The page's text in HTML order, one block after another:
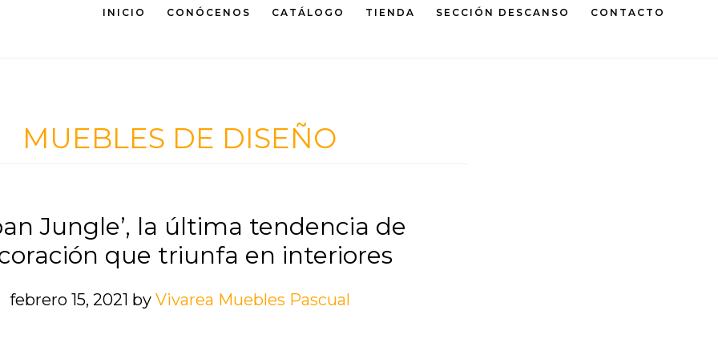
INICIO CONÓCENOS CATÁLOGO TIENDA SECCIÓN DESCANSO CONTACTO
MUEBLES DE DISEÑO
Jungle’, la última tendencia de
que triunfa en interiores
febrero 15, 2021 by Vivarea Muebles Pascual